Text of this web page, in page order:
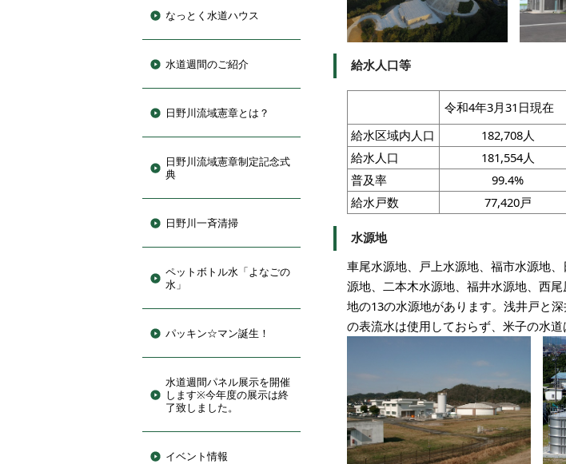
なっとく水道ハウス
水道週間のご紹介
日野川流域憲章とは？
日野川流域憲章制定記念式
典
日野川一斉清掃
ペットボトル水「よなごの
水」
パッキン☆マン誕生！
水道週間パネル展示を開催
します※今年度の展示は終
了致しました。
イベント情報
給水人口等
令和4年3月31日現在
給水区域内人口
182,708人
給水人口
181,554人
普及率
99.4%
給水戸数
77,420戸
水源地
車尾水源地、戸上水源地、福市水源地
源地、二本木水源地、福井水源地、西
地の13の水源地があります。浅井戸と
の表流水は使用しておらず、米子の水